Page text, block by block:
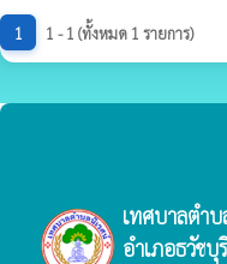
1 1 - 1 (ทั้งหมด 1 รายการ)
เทศบาลตำ
อำเภอธวัชบุ